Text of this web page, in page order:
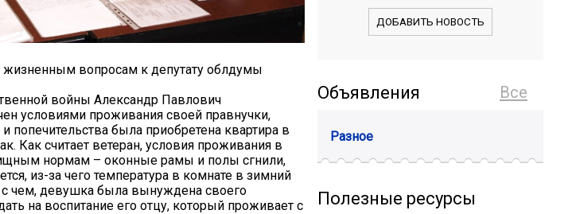
вопросам к депутату облдумы
войны Александр Павлович
условиями проживания своей правнучки,
попечительства была приобретена квартира в
Как считает ветеран, условия проживания в
нормам – оконные рамы и полы сгнили,
из-за чего температура в комнате в зимний
чем, девушка была вынуждена своего
на воспитание его отцу, который проживает с
ДОБАВИТЬ НОВОСТЬ
Все
Объявления
Разное
Полезные ресурсы